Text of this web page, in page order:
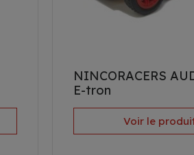
NINCORACERS
E-tron
Voir le